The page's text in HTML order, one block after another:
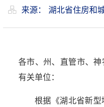
来源： 湖北省住房和
各市、州、直管市、
有关单位：
根据《湖北省新